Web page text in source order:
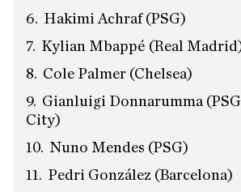
Hakimi Achraf (PSG)
Kylian Mbappé (Real
Cole Palmer (Chelsea)
Gianluigi Donnarumma
City)
Nuno Mendes (PSG)
Pedri González (Barcelona)